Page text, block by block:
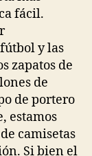
fácil.
y las
zapatos de
de
de portero
estamos
camisetas
Si bien el